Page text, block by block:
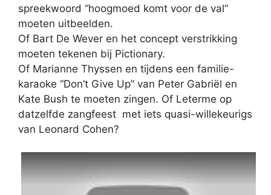
spreekwoord “hoogmoed komt voor de val”
moeten uitbeelden.
Of Bart De Wever en het concept verstrikking
moeten tekenen bij Pictionary.
Of Marianne Thyssen en tijdens een familie-
karaoke “Don’t Give Up” van Peter Gabriël en
Kate Bush te moeten zingen. Of Leterme op
datzelfde zangfeest met iets quasi-willekeurigs
van Leonard Cohen?